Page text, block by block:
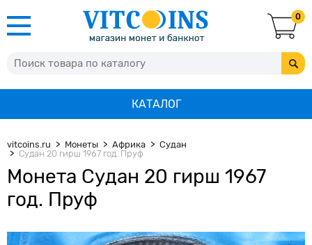
0
КАТАЛОГ
vitcoins.ru Монеты Африка
Судан
Судан 20 гирш 1967 год. Пруф
Монета Судан 20 гирш 1967
год. Пруф